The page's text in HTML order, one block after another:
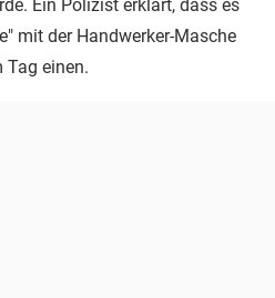
Ein Polizist erklärt, dass es
mit der Handwerker-Masche
Tag einen.